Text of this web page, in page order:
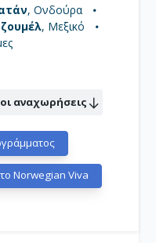
, Ονδούρα
, Μεξικό
αναχωρήσεις
Norwegian Viva